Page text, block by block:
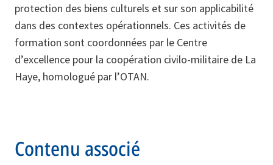
protection des biens culturels et sur son applicabilité
dans des contextes opérationnels. Ces activités de
formation sont coordonnées par le Centre
d’excellence pour la coopération civilo-militaire de La
Haye, homologué par l’OTAN.
Contenu associé